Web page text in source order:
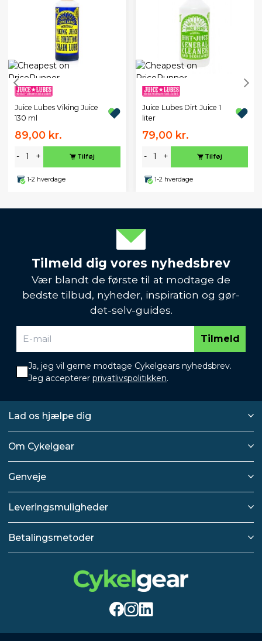
Juice Lubes Viking Juice
130 ml
89,00 kr.
- + Tilføj
1-2 hverdage
Juice Lubes Dirt Juice 1
liter
79,00 kr.
- + Tilføj
1-2 hverdage
Tilmeld dig vores nyhedsbrev
Vær blandt de første til at modtage de
bedste tilbud, nyheder, inspiration og gør-
det-selv-guides.
Tilmeld
Ja, jeg vil gerne modtage Cykelgears nyhedsbrev.
Jeg accepterer privatlivspolitikken.
Lad os hjælpe dig
Om Cykelgear
Genveje
Leveringsmuligheder
Betalingsmetoder